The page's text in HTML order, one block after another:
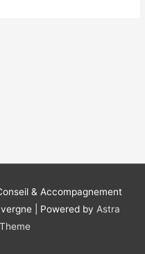
& Accompagnement
| Powered by Astra